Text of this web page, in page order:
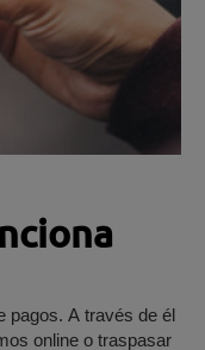
pagos. A través de él
online o traspasar